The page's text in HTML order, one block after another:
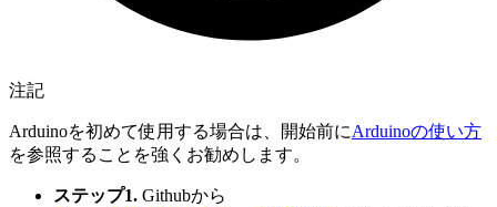
注記
Arduinoを初めて使用する場合は、開始前にArduinoの使い方
を参照することを強くお勧めします。
ステップ1. Githubから